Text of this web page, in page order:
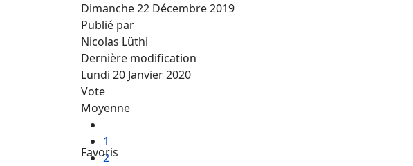
Dimanche 22 Décembre 2019
Publié par
Nicolas Lüthi
Dernière modification
Lundi 20 Janvier 2020
Vote
Moyenne
1
2
Favoris